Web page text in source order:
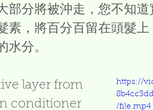
部分將被沖走，您不知道
素，將百分百留在頭髮
水分。
https://
/file.mp4
layer from
conditioner